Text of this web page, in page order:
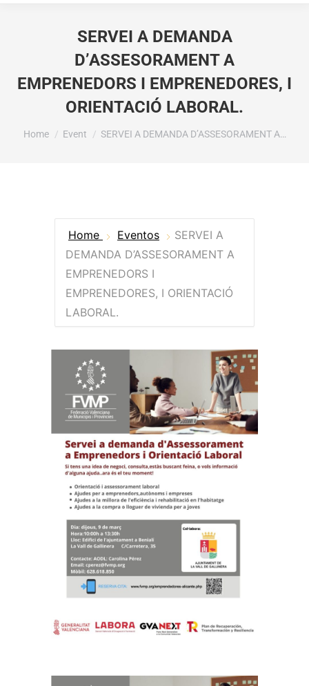
SERVEI A DEMANDA
D’ASSESORAMENT A
EMPRENEDORS I EMPRENEDORES, I
ORIENTACIÓ LABORAL.
You are here:
Home Event SERVEI A DEMANDA D’ASSESORAMENT A…
Home Eventos
SERVEI A
DEMANDA D’ASSESORAMENT A
EMPRENEDORS I
EMPRENEDORES, I ORIENTACIÓ
LABORAL.